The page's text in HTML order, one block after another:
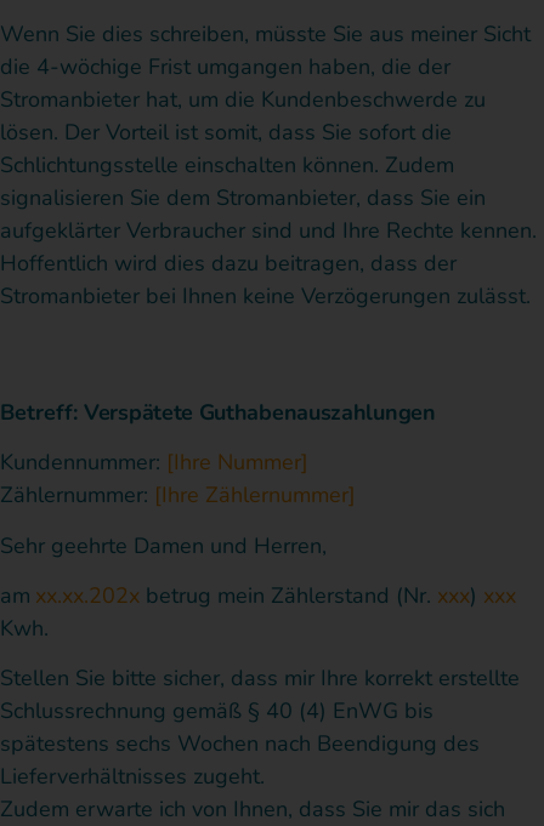
Wenn Sie dies schreiben, müsste Sie aus meiner Sicht
die 4-wöchige Frist umgangen haben, die der
Stromanbieter hat, um die Kundenbeschwerde zu
lösen. Der Vorteil ist somit, dass Sie sofort die
Schlichtungsstelle einschalten können. Zudem
signalisieren Sie dem Stromanbieter, dass Sie ein
aufgeklärter Verbraucher sind und Ihre Rechte kennen.
Hoffentlich wird dies dazu beitragen, dass der
Stromanbieter bei Ihnen keine Verzögerungen zulässt.
Betreff: Verspätete Guthabenauszahlungen
Kundennummer: [Ihre Nummer]
Zählernummer: [Ihre Zählernummer]
Sehr geehrte Damen und Herren,
am xx.xx.202x betrug mein Zählerstand (Nr. xxx) xxx
Kwh.
Stellen Sie bitte sicher, dass mir Ihre korrekt erstellte
Schlussrechnung gemäß § 40 (4) EnWG bis
spätestens sechs Wochen nach Beendigung des
Lieferverhältnisses zugeht.
Zudem erwarte ich von Ihnen, dass Sie mir das sich